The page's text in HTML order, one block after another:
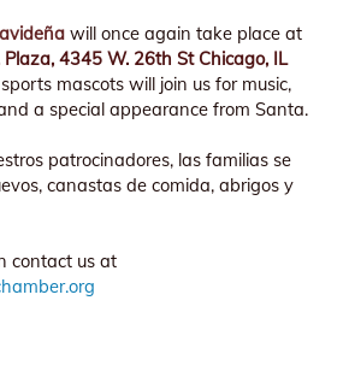
will once again take place at
Plaza, 4345 W. 26th St Chicago, IL
mascots will join us for music,
a special appearance from Santa.
patrocinadores, las familias se
canastas de comida, abrigos y
contact us at